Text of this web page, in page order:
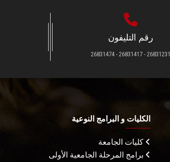
رقم التليفون
26831231 - 26831417 - 26831474
الكليات و البرامج النوعية
كليات الجامعة
برامج المرحلة الجامعية الأولى